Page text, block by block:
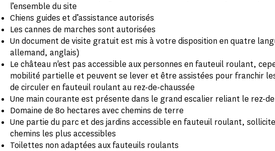
l’ensemble du site
Chiens guides et d’assistance autorisés
Les cannes de marches sont autorisées
Un document de visite gratuit est mis à votre disposition en quatre
allemand, anglais)
Le château n'est pas accessible aux personnes en fauteuil roulant,
mobilité partielle et peuvent se lever et être assistées pour franchir
de circuler en fauteuil roulant au rez-de-chaussée
Une main courante est présente dans le grand escalier reliant le rez-
Domaine de 80 hectares avec chemins de terre
Une partie du parc et des jardins accessible en fauteuil roulant,
chemins les plus accessibles
Toilettes non adaptées aux fauteuils roulants